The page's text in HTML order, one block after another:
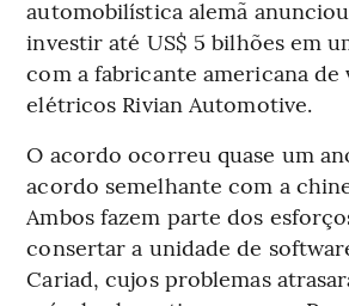
automobilística alemã
investir até US$ 5 bilhões em
com a fabricante americana de
elétricos Rivian Automotive.
O acordo ocorreu quase um
acordo semelhante com a
Ambos fazem parte dos
consertar a unidade de
Cariad, cujos problemas